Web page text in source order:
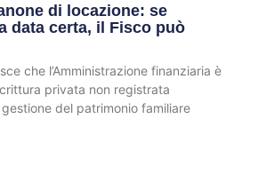
di locazione: se
data certa, il Fisco può
che l’Amministrazione finanziaria è
privata non registrata
del patrimonio familiare